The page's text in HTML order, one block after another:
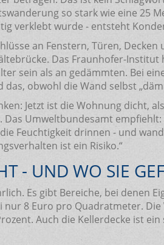
so stark wie eine 25
verklebt wurde - entsteht
an Fenstern, Türen,
Das Fraunhofer-
sein als an gedämmten. Bei
obwohl die Wand selbst
Jetzt ist die Wohnung dicht,
Umweltbundesamt
Feuchtigkeit drinnen - und
ist ein Risiko.“
- UND WO SIE
Es gibt Bereiche, bei denen
nur 8 Euro pro Quadratmeter.
Auch die Kellerdecke ist